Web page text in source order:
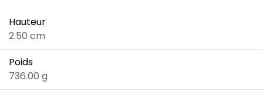
Hauteur
2.50 cm
Poids
736.00 g